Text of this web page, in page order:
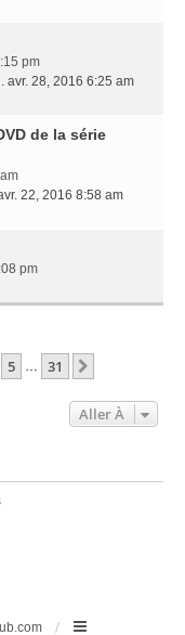
pm
avr. 28, 2016 6:25 am
de la série
22, 2016 8:58 am
pm
5 … 31
Aller À